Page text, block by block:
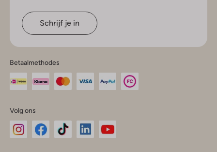
Schrijf je in
Betaalmethodes
Volg ons